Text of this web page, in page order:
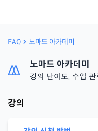
FAQ 노마드 아카데미
노마드 아카데미
강의 난이도. 수업
강의